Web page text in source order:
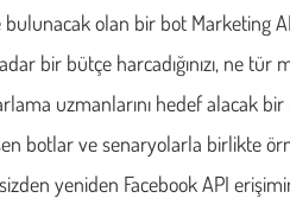
bulunacak olan bir bot Marketing
bir bütçe harcadığınızı, ne tür
uzmanlarını hedef alacak
botlar ve senaryolarla birlikte
yeniden Facebook API